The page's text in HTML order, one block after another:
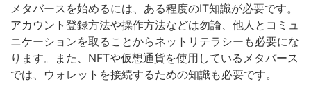
メタバースを始めるには、ある程度のIT知識が必要です。
アカウント登録方法や操作方法などは勿論、他人とコミュ
ニケーションを取ることからネットリテラシーも必要にな
ります。また、NFTや仮想通貨を使用しているメタバース
では、ウォレットを接続するための知識も必要です。